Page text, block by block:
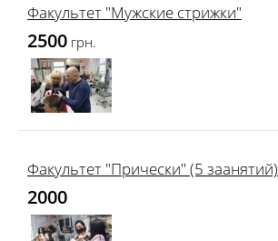
Факультет "Мужские стрижки"
2500 грн.
Факультет "Прически" (5 заанятий)
2000